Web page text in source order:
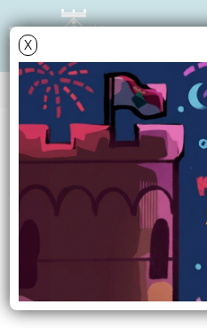
X
Data i hora oficial: 06-08-2026 10:57:37
ANY 2021
Acords
Govern
de